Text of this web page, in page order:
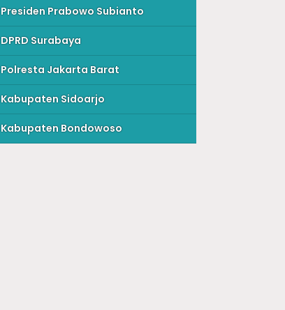
Presiden Prabowo Subianto
DPRD Surabaya
Polresta Jakarta Barat
Kabupaten Sidoarjo
Kabupaten Bondowoso